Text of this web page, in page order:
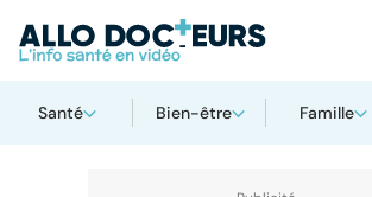
Santé Bien-être Famille